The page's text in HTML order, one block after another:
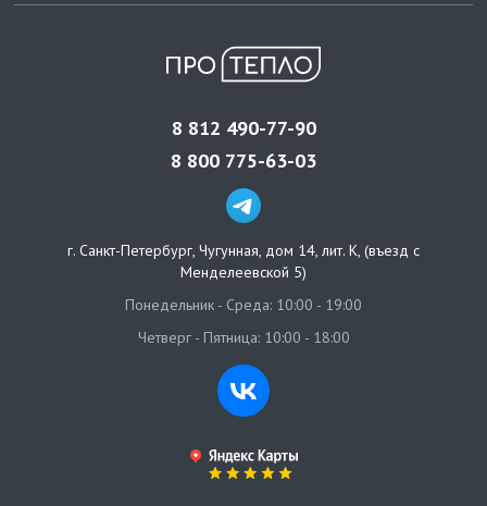
8 812 490-77-90
8 800 775-63-03
г. Санкт-Петербург, Чугунная, дом 14, лит. К, (въезд с
Менделеевской 5)
Понедельник - Среда: 10:00 - 19:00
Четверг - Пятница: 10:00 - 18:00